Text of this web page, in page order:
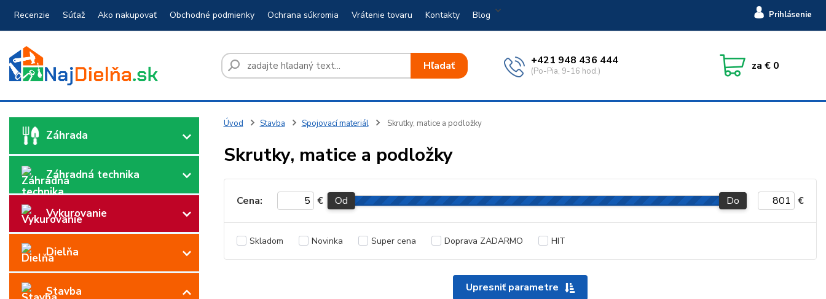
Recenzie Súťaž Ako nakupovať Obchodné podmienky Ochrana súkromia Vrátenie tovaru Kontakty Blog Prihlásenie
Hľadať +421 948 436 444
(Po-Pia, 9-16 hod.) za € 0
Záhrada
Záhradná technika
Vykurovanie
Dielňa
Stavba
Úvod Stavba Spojovací materiál Skrutky, matice a podložky
Skrutky, matice a podložky
Upresniť parametre
Cena: € Od Do €
Skladom Novinka Super cena Doprava ZADARMO HIT